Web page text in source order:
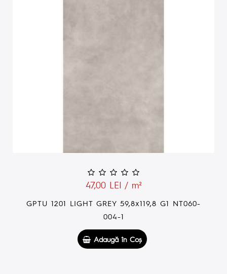
47,00 LEI / m²
GPTU 1201 LIGHT GREY 59,8x119,8 G1 NT060-
004-1
Adaugă în Coş